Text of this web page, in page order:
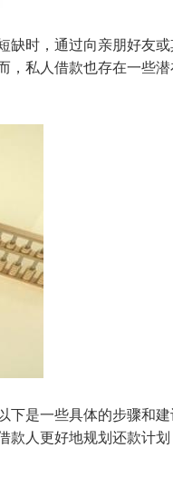
时，通过向亲朋好友
私人借款也存在一些
是一些具体的步骤和
人更好地规划还款计